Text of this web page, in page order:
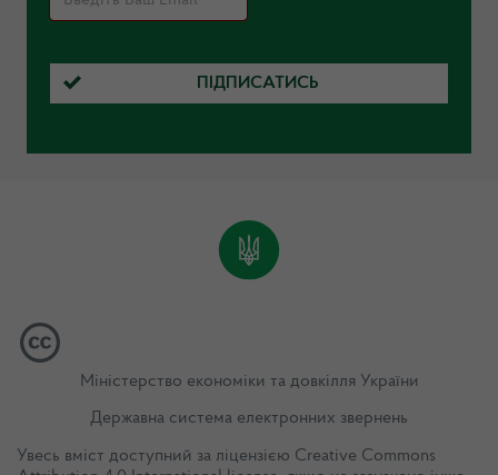
ПІДПИСАТИСЬ
Міністерство економіки та довкілля України
Державна система електронних звернень
Увесь вміст доступний за ліцензією Creative Commons